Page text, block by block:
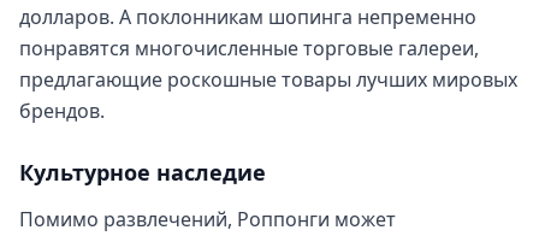
долларов. А поклонникам шопинга непременно
понравятся многочисленные торговые галереи,
предлагающие роскошные товары лучших мировых
брендов.
Культурное наследие
Помимо развлечений, Роппонги может